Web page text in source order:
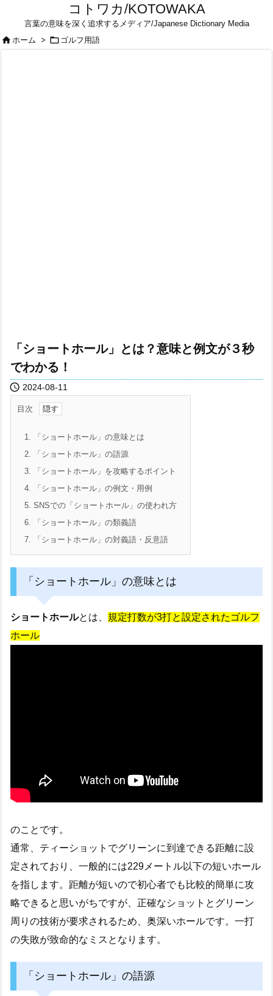
コトワカ/KOTOWAKA
言葉の意味を深く追求するメディア/Japanese Dictionary Media
ホーム >  ゴルフ用語
「ショートホール」とは？意味と例文が３秒
でわかる！
 2024-08-11
目次
1. 「ショートホール」の意味とは
2. 「ショートホール」の語源
3. 「ショートホール」を攻略するポイント
4. 「ショートホール」の例文・用例
5. SNSでの「ショートホール」の使われ方
6. 「ショートホール」の類義語
7. 「ショートホール」の対義語・反意語
「ショートホール」の意味とは
ショートホールとは、 規定打数が3打と設定されたゴルフ
ホール
のことです。
通常、ティーショットでグリーンに到達できる距離に設
定されており、一般的には229メートル以下の短いホール
を指します。距離が短いので初心者でも比較的簡単に攻
略できると思いがちですが、正確なショットとグリーン
周りの技術が要求されるため、奥深いホールです。一打
の失敗が致命的なミスとなります。
「ショートホール」の語源